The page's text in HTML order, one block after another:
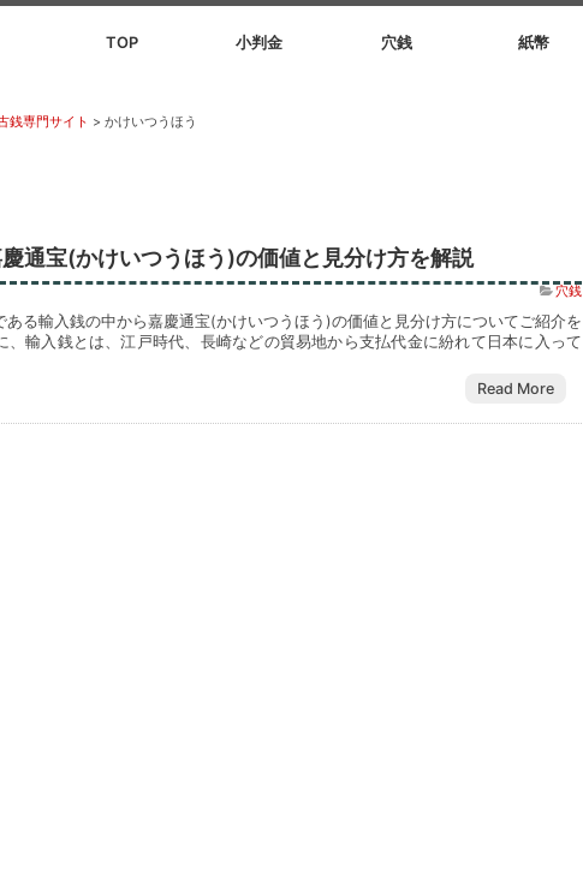
TOP 小判金 穴銭 紙幣
銭専門サイト > かけいつうほう
通宝(かけいつうほう)の価値と見分け方を解説
穴銭
ある輸入銭の中から嘉慶通宝(かけいつうほう)の価値と見分け方についてご紹介を
輸入銭とは、江戸時代、長崎などの貿易地から支払代金に紛れて日本に入って
Read More